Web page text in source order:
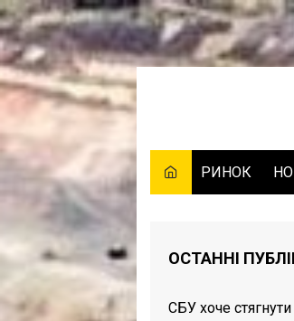
Skip
to
РИНОК
ОСТАННІ
СБУ хоче